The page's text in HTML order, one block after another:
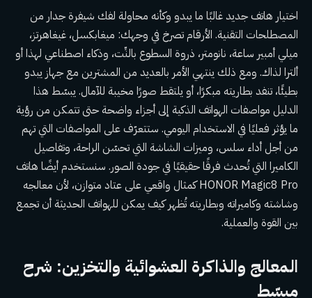
اختيار هاتف جديد غالبًا ما يبدو وكأنه محاولة لفك شيفرة جدار من
المصطلحات التقنية. الأرقام تصرخ في وجهك: ميغابكسل، غيغاهرتز،
ميلي أمبير ساعة، نانومتر، ذروة السطوع بالنِّت، وذكاء اصطناعي لهذا أو
ألترا لذاك. ومع ذلك ينتهي الأمر بالعديد من المشترين مع جهاز يبدو
بطيئًا، تنفد بطاريته مبكرًا، أو يلتقط صورًا مخيبة للآمال. يبسّط هذا
الدليل مواصفات الهواتف الذكية إلى أجزاء واضحة حتى تتمكن من رؤية
ما يؤثر فعليًا في الاستخدام اليومي. ستتعرّف على المواصفات التي تهم
من أجل أداء سلس، وميزات الشاشة التي تحسّن الراحة، وتفاصيل
الكاميرا التي تُحدث فرقًا حقيقيًا في جودة الصور. سنستخدم أيضًا هاتف
HONOR Magic8 Pro كمثال واقعي على عتاد متوازن، لأن معالجه
وشاشته وكاميراته وبطاريته تُظهر كيف يمكن للهواتف الحديثة أن تجمع
بين القوة والعملية.
المعالج والذاكرة العشوائية والتخزين: شرح
مبسّط